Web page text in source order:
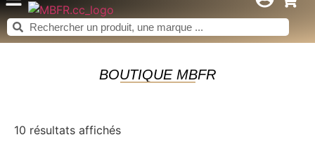
BOUTIQUE MBFR
10 résultats affichés